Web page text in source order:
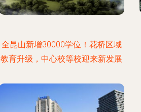
全昆山新增30000学位！花桥区域
教育升级，中心校等校迎来新发展